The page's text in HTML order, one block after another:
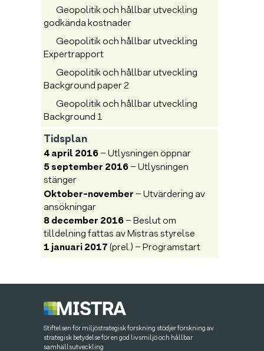
Geopolitik och hållbar utveckling
godkända kostnader
Geopolitik och hållbar utveckling
Expertrapport
Geopolitik och hållbar utveckling
Background paper 2
Geopolitik och hållbar utveckling
Background 1
Tidsplan
4 april 2016– Utlysningen öppnar
5 september 2016– Utlysningen
stänger
Oktober-november– Utvärdering av
ansökningar
8 december 2016– Beslut om
tilldelning fattas av Mistras styrelse
1 januari 2017(prel.) – Programstart
Stiftelsen för miljöstrategisk forskning stödjer forskning av
strategisk betydelse för en god livsmiljö och hållbar
samhällsutveckling